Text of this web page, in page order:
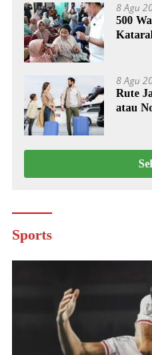
8 Agu
500
8 Agu
Rute
atau
Sports